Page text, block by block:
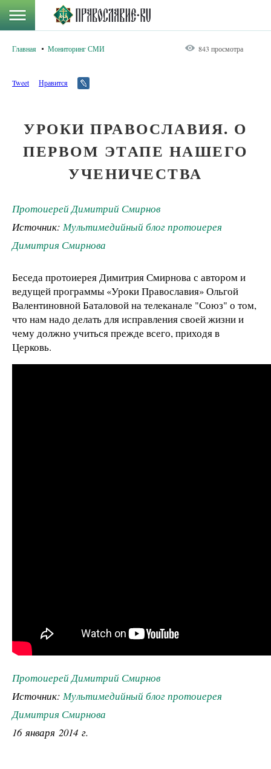
Главная Мониторинг СМИ 843 просмотра
Tweet Нравится
УРОКИ ПРАВОСЛАВИЯ. О
ПЕРВОМ ЭТАПЕ НАШЕГО
УЧЕНИЧЕСТВА
Протоиерей Димитрий Смирнов
Источник: Мультимедийный блог протоиерея
Димитрия Смирнова
Беседа протоиерея Димитрия Смирнова с автором и
ведущей программы «Уроки Православия» Ольгой
Валентиновной Баталовой на телеканале "Союз" о том,
что нам надо делать для исправления своей жизни и
чему должно учиться прежде всего, приходя в
Церковь.
Протоиерей Димитрий Смирнов
Источник: Мультимедийный блог протоиерея
Димитрия Смирнова
16 января 2014 г.